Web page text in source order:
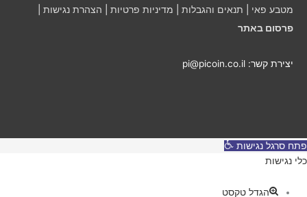
י
ם
מטבע פאי תנאים והגבלות מדיניות פרטיות הצהרת נגישות
פרסום באתר
יצירת קשר: pi@picoin.co.il
פתח סרגל נגישות
כלי נגישות
הגדל טקסט